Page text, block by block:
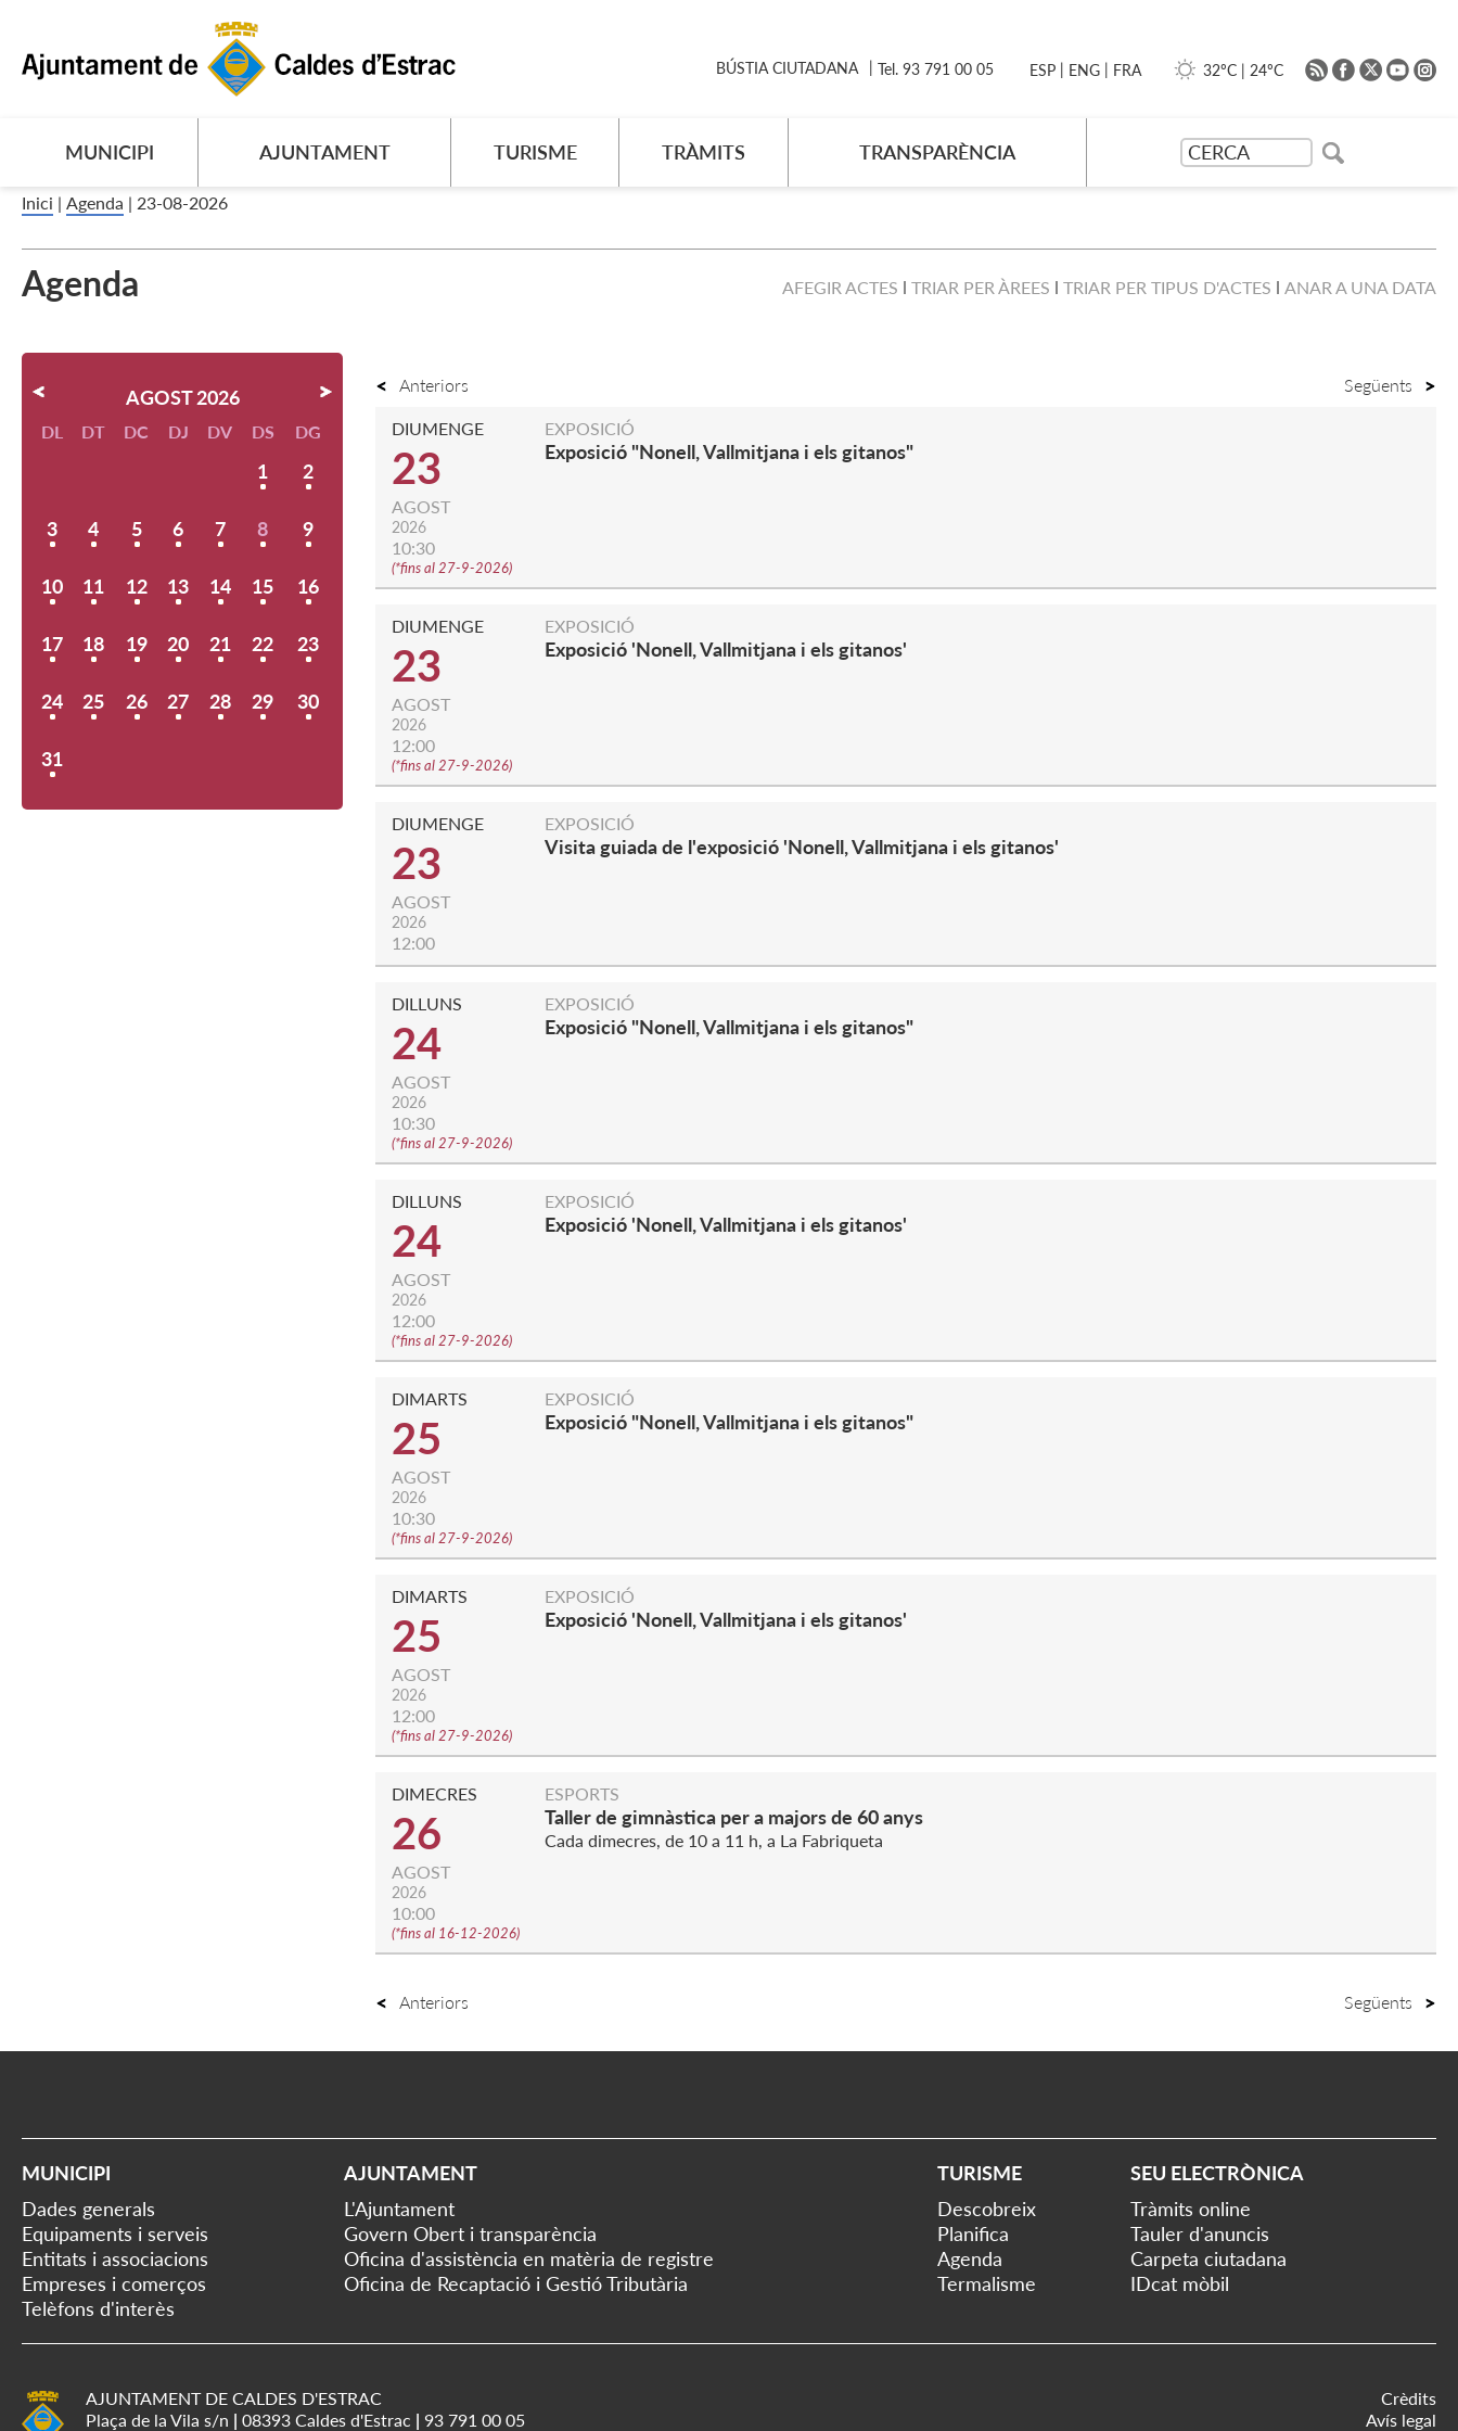
MUNICIPI AJUNTAMENT TURISME TRÀMITS TRANSPARÈNCIA
BÚSTIA CIUTADANA Tel. 93 791 00 05 ESP | ENG | FRA 32ºC | 24ºC
Inici | Agenda | 23-08-2026
Agenda AFEGIR ACTES TRIAR PER ÀREES TRIAR PER TIPUS D'ACTES ANAR A UNA DATA
AGOST 2026
DL DT DC DJ DV DS DG
1 2
3 4 5 6 7 8 9
10 11 12 13 14 15 16
17 18 19 20 21 22 23
24 25 26 27 28 29 30
31
Anteriors Següents
DIUMENGE
23
AGOST
2026
10:30
(*fins al 27-9-2026)
EXPOSICIÓ
Exposició "Nonell, Vallmitjana i els gitanos"
DIUMENGE
23
AGOST
2026
12:00
(*fins al 27-9-2026)
EXPOSICIÓ
Exposició 'Nonell, Vallmitjana i els gitanos'
DIUMENGE
23
AGOST
2026
12:00
EXPOSICIÓ
Visita guiada de l'exposició 'Nonell, Vallmitjana i els gitanos'
DILLUNS
24
AGOST
2026
10:30
(*fins al 27-9-2026)
EXPOSICIÓ
Exposició "Nonell, Vallmitjana i els gitanos"
DILLUNS
24
AGOST
2026
12:00
(*fins al 27-9-2026)
EXPOSICIÓ
Exposició 'Nonell, Vallmitjana i els gitanos'
DIMARTS
25
AGOST
2026
10:30
(*fins al 27-9-2026)
EXPOSICIÓ
Exposició "Nonell, Vallmitjana i els gitanos"
DIMARTS
25
AGOST
2026
12:00
(*fins al 27-9-2026)
EXPOSICIÓ
Exposició 'Nonell, Vallmitjana i els gitanos'
DIMECRES
26
AGOST
2026
10:00
(*fins al 16-12-2026)
ESPORTS
Taller de gimnàstica per a majors de 60 anys
Cada dimecres, de 10 a 11 h, a La Fabriqueta
Anteriors Següents
MUNICIPI
Dades generals
Equipaments i serveis
Entitats i associacions
Empreses i comerços
Telèfons d'interès
AJUNTAMENT
L'Ajuntament
Govern Obert i transparència
Oficina d'assistència en matèria de registre
Oficina de Recaptació i Gestió Tributària
TURISME
Descobreix
Planifica
Agenda
Termalisme
SEU ELECTRÒNICA
Tràmits online
Tauler d'anuncis
Carpeta ciutadana
IDcat mòbil
AJUNTAMENT DE CALDES D'ESTRAC
Plaça de la Vila s/n | 08393 Caldes d'Estrac | 93 791 00 05
Crèdits
Avís legal